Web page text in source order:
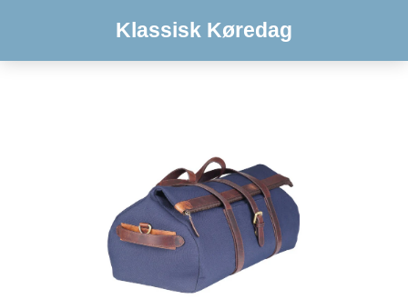
Klassisk Køredag